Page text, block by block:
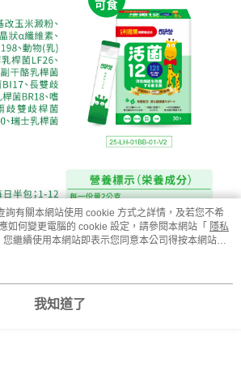
詢有關本網站使用 cookie 方式之詳情，及若您不希
如何變更電腦的 cookie 設定，請參閱本網站「 隱私
您繼續使用本網站即表示您同意本公司得按本網站使
。
我知道了